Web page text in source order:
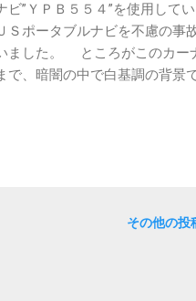
ビ”ＹＰＢ５５４”を使用して
Ｓポータブルナビを不慮の事
ました。 ところがこのカー
で、暗闇の中で白基調の背景
ぽい背景の地図に、バック
にヘッドライトの点灯状況が
その他の投